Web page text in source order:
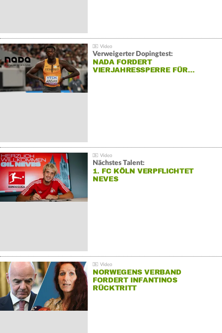
Verweigerter Dopingtest:
NADA FORDERT
VIERJAHRESSPERRE FÜR…
Nächstes Talent:
1. FC KÖLN VERPFLICHTET
NEVES
NORWEGENS VERBAND
FORDERT INFANTINOS
RÜCKTRITT